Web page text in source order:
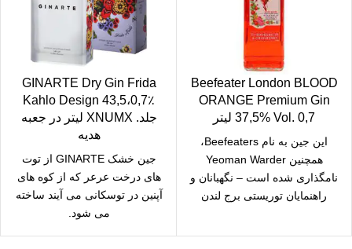
Beefeater London BLOOD
ORANGE Premium Gin
37,5% Vol. 0,7 لیتر
این جین به نام Beefeaters،
همچنین Yeoman Warder
نامگذاری شده است – نگهبانان و
راهنمایان توریستی برج لندن
GINARTE Dry Gin Frida
Kahlo Design 43,5،0,7٪
جلد. XNUMX لیتر در جعبه
هدیه
جین خشک GINARTE از توت
های درخت عرعر که از کوه های
آپنین در توسکانی می آیند ساخته
می شود.